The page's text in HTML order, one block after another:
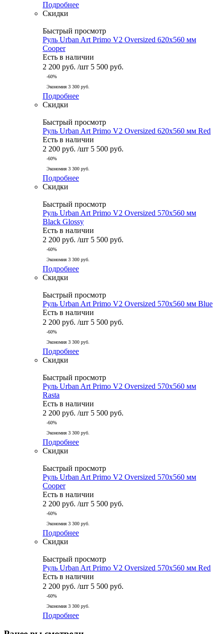
Подробнее
Скидки
Быстрый просмотр
Руль Urban Art Primo V2 Oversized 620x560 мм
Cooper
Есть в наличии
2 200 руб. /шт 5 500 руб.
-60%
Экономия 3 300 руб.
Подробнее
Скидки
Быстрый просмотр
Руль Urban Art Primo V2 Oversized 620x560 мм Red
Есть в наличии
2 200 руб. /шт 5 500 руб.
-60%
Экономия 3 300 руб.
Подробнее
Скидки
Быстрый просмотр
Руль Urban Art Primo V2 Oversized 570x560 мм
Black Glossy
Есть в наличии
2 200 руб. /шт 5 500 руб.
-60%
Экономия 3 300 руб.
Подробнее
Скидки
Быстрый просмотр
Руль Urban Art Primo V2 Oversized 570x560 мм Blue
Есть в наличии
2 200 руб. /шт 5 500 руб.
-60%
Экономия 3 300 руб.
Подробнее
Скидки
Быстрый просмотр
Руль Urban Art Primo V2 Oversized 570x560 мм
Rasta
Есть в наличии
2 200 руб. /шт 5 500 руб.
-60%
Экономия 3 300 руб.
Подробнее
Скидки
Быстрый просмотр
Руль Urban Art Primo V2 Oversized 570x560 мм
Cooper
Есть в наличии
2 200 руб. /шт 5 500 руб.
-60%
Экономия 3 300 руб.
Подробнее
Скидки
Быстрый просмотр
Руль Urban Art Primo V2 Oversized 570x560 мм Red
Есть в наличии
2 200 руб. /шт 5 500 руб.
-60%
Экономия 3 300 руб.
Подробнее